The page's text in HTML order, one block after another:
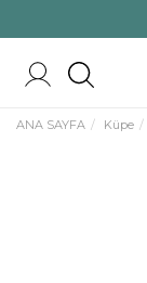
ANA SAYFA Küpe